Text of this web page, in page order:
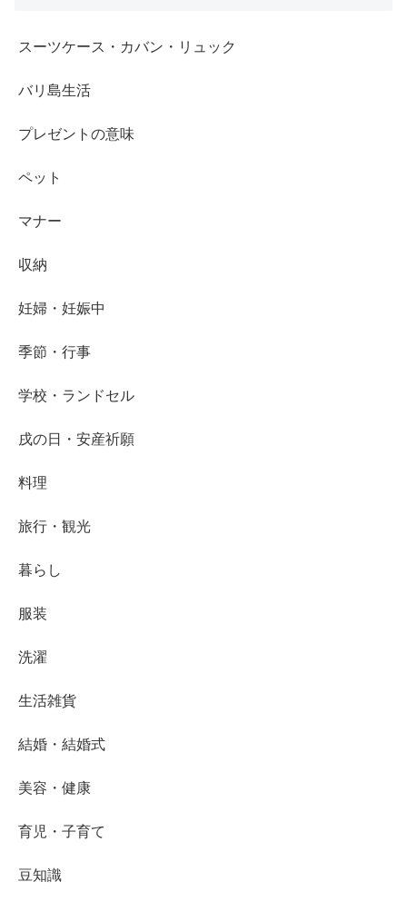
スーツケース・カバン・リュック
バリ島生活
プレゼントの意味
ペット
マナー
収納
妊婦・妊娠中
季節・行事
学校・ランドセル
戌の日・安産祈願
料理
旅行・観光
暮らし
服装
洗濯
生活雑貨
結婚・結婚式
美容・健康
育児・子育て
豆知識